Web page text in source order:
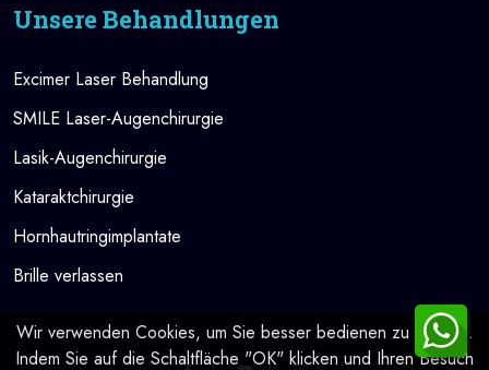
Unsere Behandlungen
Excimer Laser Behandlung
SMILE Laser-Augenchirurgie
Lasik-Augenchirurgie
Kataraktchirurgie
Hornhautringimplantate
Brille verlassen
Wir verwenden Cookies, um Sie besser bedienen zu können.
Indem Sie auf die Schaltfläche "OK" klicken und Ihren Besuch